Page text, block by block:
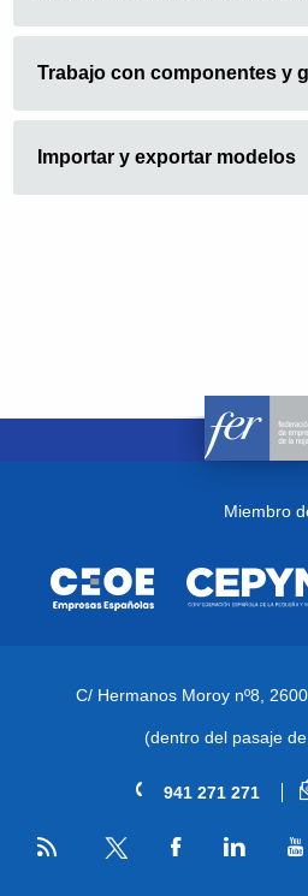
Trabajo con componentes y
Importar y exportar modelos
Miembro
C/ Hermanos Moroy nº8,
(dentro del pasaje
941 271 271
RSS